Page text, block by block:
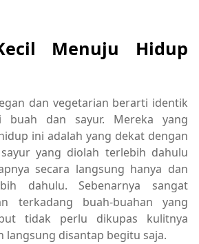
Menuju Hidup
dan vegetarian berarti identik
buah dan sayur. Mereka yang
ini adalah yang dekat dengan
yang diolah terlebih dahulu
secara langsung hanya dan
dahulu. Sebenarnya sangat
terkadang buah-buahan yang
tidak perlu dikupas kulitnya
langsung disantap begitu saja.